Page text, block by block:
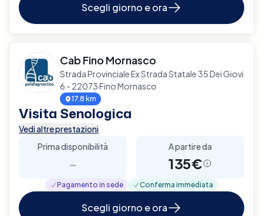
Scegli giorno e ora
Cab Fino Mornasco
Strada Provinciale Ex Strada Statale 35 Dei Giovi
6 - 22073 Fino Mornasco
17.8 km
Visita Senologica
Vedi altre prestazioni
Prima disponibilità
-
A partire da
135€
Pagamento in sede Conferma immediata
Scegli giorno e ora